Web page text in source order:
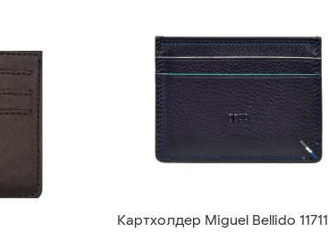
Картхолдер Miguel Bellido 11711